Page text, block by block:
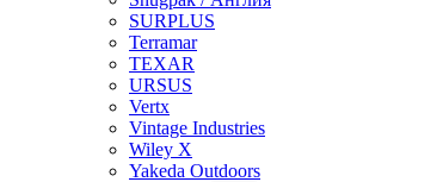
SURPLUS
Terramar
TEXAR
URSUS
Vertx
Vintage Industries
Wiley X
Yakeda Outdoors